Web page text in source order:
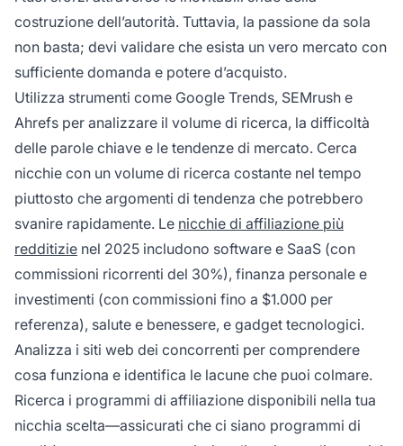
costruzione dell’autorità. Tuttavia, la passione da sola
non basta; devi validare che esista un vero mercato con
sufficiente domanda e potere d’acquisto.
Utilizza strumenti come Google Trends, SEMrush e
Ahrefs per analizzare il volume di ricerca, la difficoltà
delle parole chiave e le tendenze di mercato. Cerca
nicchie con un volume di ricerca costante nel tempo
piuttosto che argomenti di tendenza che potrebbero
svanire rapidamente. Le nicchie di affiliazione più
redditizie nel 2025 includono software e SaaS (con
commissioni ricorrenti del 30%), finanza personale e
investimenti (con commissioni fino a $1.000 per
referenza), salute e benessere, e gadget tecnologici.
Analizza i siti web dei concorrenti per comprendere
cosa funziona e identifica le lacune che puoi colmare.
Ricerca i programmi di affiliazione disponibili nella tua
nicchia scelta—assicurati che ci siano programmi di